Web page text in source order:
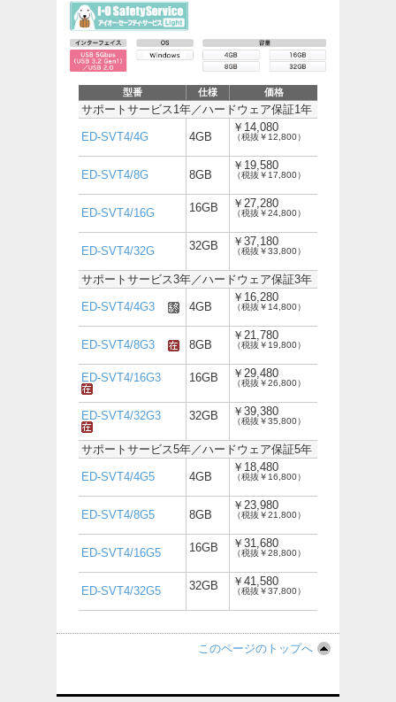
型番 仕様 価格
サポートサービス1年／ハードウェア保証1年
ED-SVT4/4G 4GB
￥14,080
（税抜￥12,800）
ED-SVT4/8G 8GB
￥19,580
（税抜￥17,800）
ED-SVT4/16G 16GB ￥27,280
（税抜￥24,800）
ED-SVT4/32G 32GB ￥37,180
（税抜￥33,800）
サポートサービス3年／ハードウェア保証3年
ED-SVT4/4G3 4GB
￥16,280
（税抜￥14,800）
ED-SVT4/8G3 8GB
￥21,780
（税抜￥19,800）
ED-SVT4/16G3 16GB ￥29,480
（税抜￥26,800）
ED-SVT4/32G3 32GB ￥39,380
（税抜￥35,800）
サポートサービス5年／ハードウェア保証5年
ED-SVT4/4G5 4GB
￥18,480
（税抜￥16,800）
ED-SVT4/8G5 8GB
￥23,980
（税抜￥21,800）
ED-SVT4/16G5 16GB ￥31,680
（税抜￥28,800）
ED-SVT4/32G5 32GB ￥41,580
（税抜￥37,800）
このページのトップへ